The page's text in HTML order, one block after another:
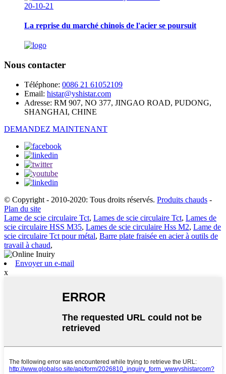
20-10-21
La reprise du marché chinois de l'acier se poursuit
Nous contacter
Téléphone: 0086 21 61052109
Email: histar@yshistar.com
Adresse: RM 907, NO 377, JINGAO ROAD, PUDONG,
SHANGHAI, CHINE
DEMANDEZ MAINTENANT
© Copyright - 2010-2020: Tous droits réservés. Produits chauds -
Plan du site
Lame de scie circulaire Tct, Lames de scie circulaire Tct, Lames de
scie circulaire HSS M35, Lames de scie circulaire Hss M2, Lame de
scie circulaire Tct pour métal, Barre plate fraisée en acier à outils de
travail à chaud,
Envoyer un e-mail
x